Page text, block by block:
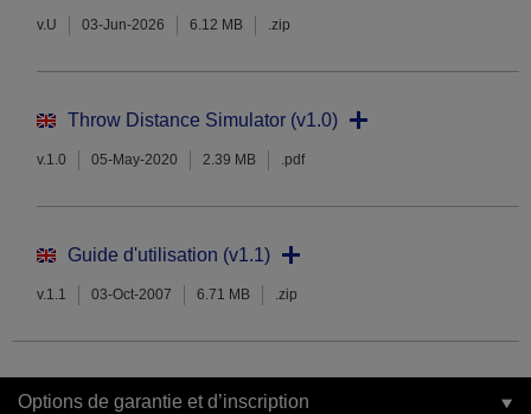
v.U 03-Jun-2026 6.12 MB .zip
Throw Distance Simulator (v1.0)
v.1.0 05-May-2020 2.39 MB .pdf
Guide d'utilisation (v1.1)
v.1.1 03-Oct-2007 6.71 MB .zip
Options de garantie et d’inscription